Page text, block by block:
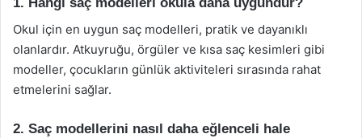
Okul için en uygun saç modelleri, pratik ve dayanıklı
olanlardır. Atkuyruğu, örgüler ve kısa saç kesimleri gibi
modeller, çocukların günlük aktiviteleri sırasında rahat
etmelerini sağlar.
2. Saç modellerini nasıl daha eğlenceli hale